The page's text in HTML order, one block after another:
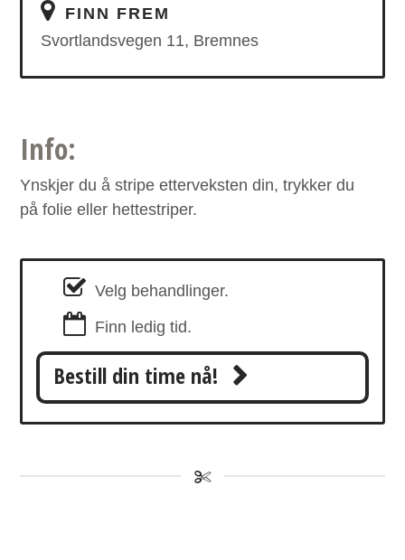
FINN FREM
Svortlandsvegen 11, Bremnes
Info:
Ynskjer du å stripe etterveksten din, trykker du
på folie eller hettestriper.
Velg behandlinger.
Finn ledig tid.
Bestill din time nå!